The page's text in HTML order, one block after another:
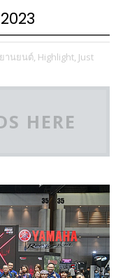
ยานยนต์, Highlight, Just
HERE